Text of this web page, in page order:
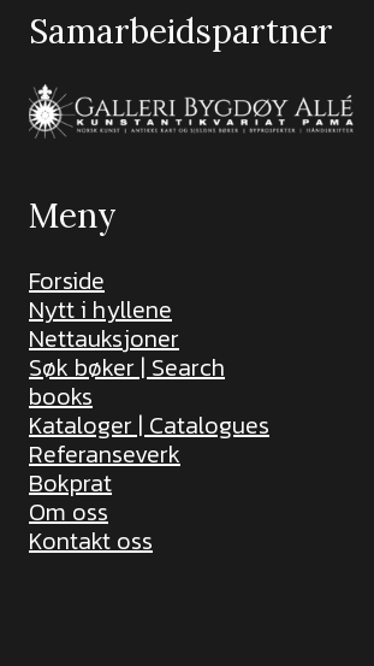
Samarbeidspartner
Meny
Forside
Nytt i hyllene
Nettauksjoner
Søk bøker | Search
books
Kataloger | Catalogues
Referanseverk
Bokprat
Om oss
Kontakt oss